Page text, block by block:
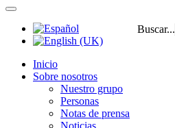
Buscar...
Inicio
Sobre nosotros
Nuestro grupo
Personas
Notas de prensa